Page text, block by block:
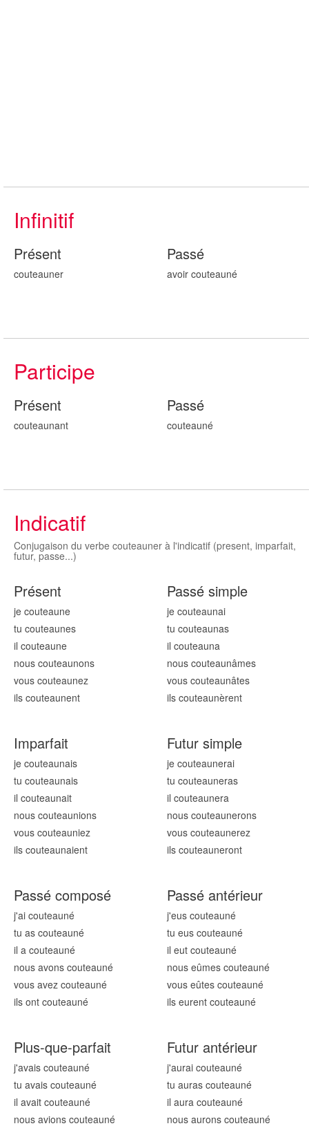
Infinitif
Présent
couteauner
Passé
avoir couteauné
Participe
Présent
couteaunant
Passé
couteauné
Indicatif
Conjugaison du verbe couteauner à l'indicatif (present, imparfait,
futur, passe...)
Présent
je couteaune
tu couteaunes
il couteaune
nous couteaunons
vous couteaunez
ils couteaunent
Passé simple
je couteaunai
tu couteaunas
il couteauna
nous couteaunâmes
vous couteaunâtes
ils couteaunèrent
Imparfait
je couteaunais
tu couteaunais
il couteaunait
nous couteaunions
vous couteauniez
ils couteaunaient
Futur simple
je couteaunerai
tu couteauneras
il couteaunera
nous couteaunerons
vous couteaunerez
ils couteauneront
Passé composé
j'ai couteauné
tu as couteauné
il a couteauné
nous avons couteauné
vous avez couteauné
ils ont couteauné
Passé antérieur
j'eus couteauné
tu eus couteauné
il eut couteauné
nous eûmes couteauné
vous eûtes couteauné
ils eurent couteauné
Plus-que-parfait
j'avais couteauné
tu avais couteauné
il avait couteauné
nous avions couteauné
Futur antérieur
j'aurai couteauné
tu auras couteauné
il aura couteauné
nous aurons couteauné